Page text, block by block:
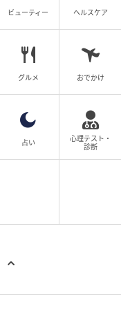
ビューティー ヘルスケア
グルメ おでかけ
占い
心理テスト・
診断